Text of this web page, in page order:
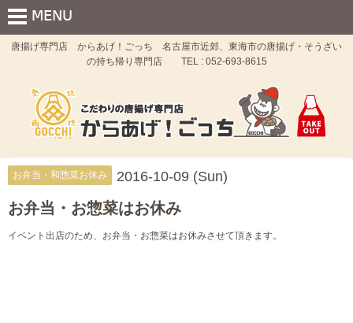
唐揚げ専門店 からあげ！ごっち 名古屋市近郊、東海市の唐揚げ・そうざい
の持ち帰り専門店 TEL : 052-693-8615
お弁当・和惣菜お休み 2016-10-09 (Sun)
お弁当・お惣菜はお休み
イベント出店のため、お弁当・お惣菜はお休みさせて頂きます。